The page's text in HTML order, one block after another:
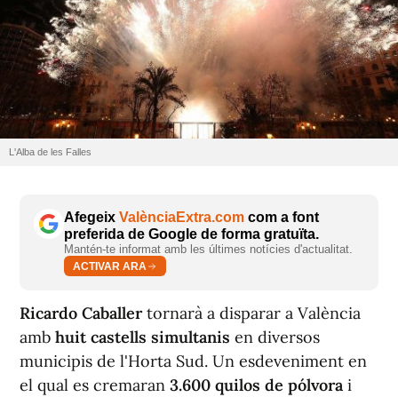
L'Alba de les Falles
Afegeix ValènciaExtra.com com a font
preferida de Google de forma gratuïta.
Mantén-te informat amb les últimes notícies d'actualitat.
ACTIVAR ARA
Ricardo Caballertornarà a disparar a València
amb huit castells simultanis en diversos
municipis de l'Horta Sud. Un esdeveniment en
el qual es cremaran 3.600 quilos de pólvora i